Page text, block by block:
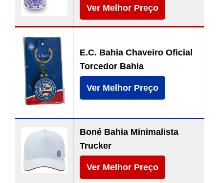
Ver Melhor Preço
E.C. Bahia Chaveiro Oficial
Torcedor Bahia
Ver Melhor Preço
Boné Bahia Minimalista
Trucker
Ver Melhor Preço